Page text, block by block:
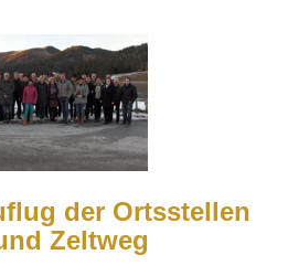
der Ortsstellen
Zeltweg